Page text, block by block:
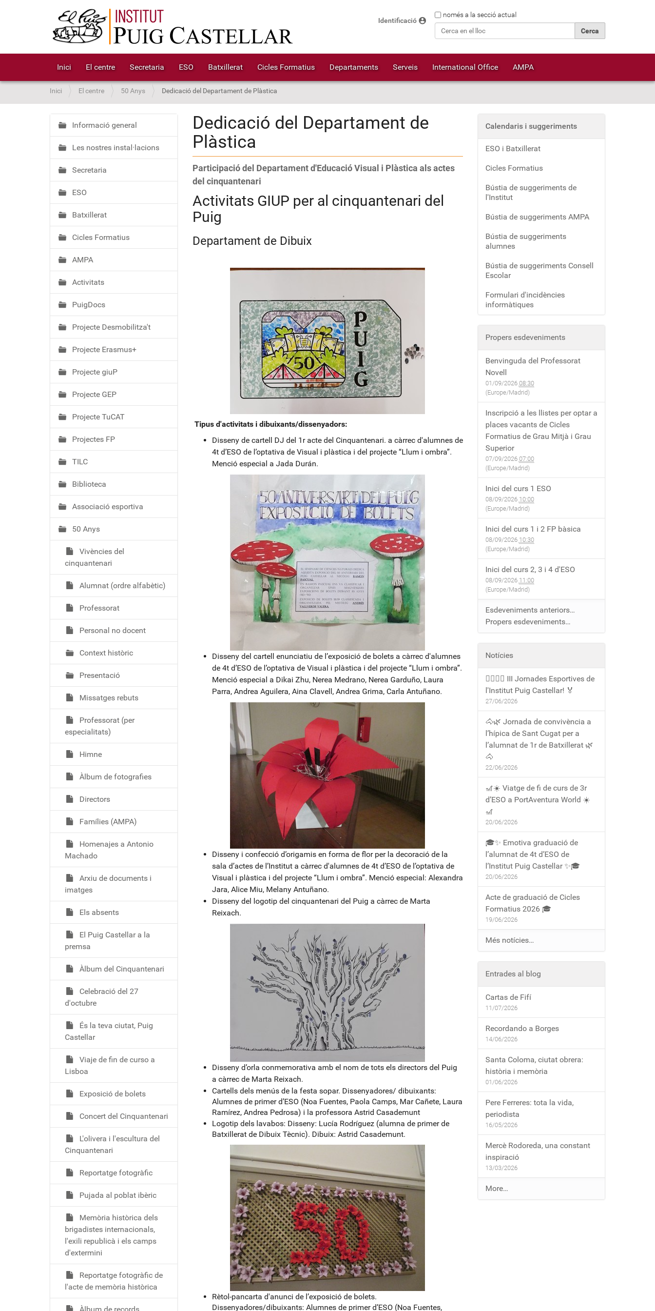
Cercanomés a la secció actual
Identificació account_circle
Inici El centre Secretaria ESO Batxillerat Cicles Formatius Departaments Serveis International Office AMPA
S
o
u
:
Inici El centre 50 Anys Dedicació del Departament de Plàstica
Dedicació del Departament de
Plàstica
Participació del Departament d'Educació Visual i Plàstica als actes
del cinquantenari
Activitats GIUP per al cinquantenari del
Puig
Departament de Dibuix
Tipus d'activitats i dibuixants/dissenyadors:
Disseny de cartell DJ del 1r acte del Cinquantenari. a càrrec d'alumnes de
4t d’ESO de l’optativa de Visual i plàstica i del projecte “Llum i ombra”.
Menció especial a Jada Durán.
Disseny del cartell enunciatiu de l’exposició de bolets a càrrec d'alumnes
de 4t d’ESO de l’optativa de Visual i plàstica i del projecte “Llum i ombra”.
Menció especial a Dikai Zhu, Nerea Medrano, Nerea Garduño, Laura
Parra, Andrea Aguilera, Aina Clavell, Andrea Grima, Carla Antuñano.
Disseny i confecció d’origamis en forma de flor per la decoració de la
sala d’actes de l’Institut a càrrec d'alumnes de 4t d’ESO de l’optativa de
Visual i plàstica i del projecte “Llum i ombra”. Menció especial: Alexandra
Jara, Alice Miu, Melany Antuñano.
Disseny del logotip del cinquantenari del Puig a càrrec de Marta
Reixach.
Disseny d’orla conmemorativa amb el nom de tots els directors del Puig
a càrrec de Marta Reixach.
Cartells dels menús de la festa sopar. Dissenyadores/ dibuixants:
Alumnes de primer d’ESO (Noa Fuentes, Paola Camps, Mar Cañete, Laura
Ramírez, Andrea Pedrosa) i la professora Astrid Casademunt
Logotip dels lavabos: Disseny: Lucía Rodríguez (alumna de primer de
Batxillerat de Dibuix Tècnic). Dibuix: Astrid Casademunt.
Rètol-pancarta d'anunci de l’exposició de bolets.
Dissenyadores/dibuixants: Alumnes de primer d’ESO (Noa Fuentes,
N
a
v
e
g
a
c
ó
Informació general
Les nostres instal·lacions
Secretaria
ESO
Batxillerat
Cicles Formatius
AMPA
Activitats
PuigDocs
Projecte Desmobilitza't
Projecte Erasmus+
Projecte giuP
Projecte GEP
Projecte TuCAT
Projectes FP
TILC
Biblioteca
Associació esportiva
50 Anys
Vivències del
cinquantenari
Alumnat (ordre alfabètic)
Professorat
Personal no docent
Context històric
Presentació
Missatges rebuts
Professorat (per
especialitats)
Himne
Àlbum de fotografies
Directors
Famílies (AMPA)
Homenajes a Antonio
Machado
Arxiu de documents i
imatges
Els absents
El Puig Castellar a la
premsa
Àlbum del Cinquantenari
Celebració del 27
d'octubre
És la teva ciutat, Puig
Castellar
Viaje de fin de curso a
Lisboa
Exposició de bolets
Concert del Cinquantenari
L'olivera i l'escultura del
Cinquantenari
Reportatge fotogràfic
Pujada al poblat ibèric
Memòria històrica dels
brigadistes internacionals,
l'exili republicà i els camps
d'extermini
Reportatge fotogràfic de
l'acte de memòria històrica
Calendaris i suggeriments
ESO i Batxillerat
Cicles Formatius
Bústia de suggeriments de
l'Institut
Bústia de suggeriments AMPA
Bústia de suggeriments
alumnes
Bústia de suggeriments Consell
Escolar
Formulari d'incidències
informàtiques
Propers esdeveniments
Benvinguda del Professorat
Novell
01/09/2026 08:30
(Europe/Madrid)
Inscripció a les llistes per optar a
places vacants de Cicles
Formatius de Grau Mitjà i Grau
Superior
07/09/2026 07:00
(Europe/Madrid)
Inici del curs 1 ESO
08/09/2026 10:00
(Europe/Madrid)
Inici del curs 1 i 2 FP bàsica
08/09/2026 10:30
(Europe/Madrid)
Inici del curs 2, 3 i 4 d'ESO
08/09/2026 11:00
(Europe/Madrid)
Esdeveniments anteriors…
Propers esdeveniments…
Notícies
🏃‍♀️🏃‍♂️ III Jornades Esportives de
l'Institut Puig Castellar! 🏅
27/06/2026
🐴🌿 Jornada de convivència a
l’hípica de Sant Cugat per a
l’alumnat de 1r de Batxillerat 🌿
🐴
22/06/2026
🎢☀️ Viatge de fi de curs de 3r
d’ESO a PortAventura World ☀️
🎢
20/06/2026
🎓✨ Emotiva graduació de
l’alumnat de 4t d’ESO de
l’Institut Puig Castellar ✨🎓
20/06/2026
Acte de graduació de Cicles
Formatius 2026 🎓
19/06/2026
Més notícies…
Entrades al blog
Cartas de Fifí
11/07/2026
Recordando a Borges
14/06/2026
Santa Coloma, ciutat obrera:
història i memòria
01/06/2026
Pere Ferreres: tota la vida,
periodista
16/05/2026
Mercè Rodoreda, una constant
inspiració
13/03/2026
E
n
More…